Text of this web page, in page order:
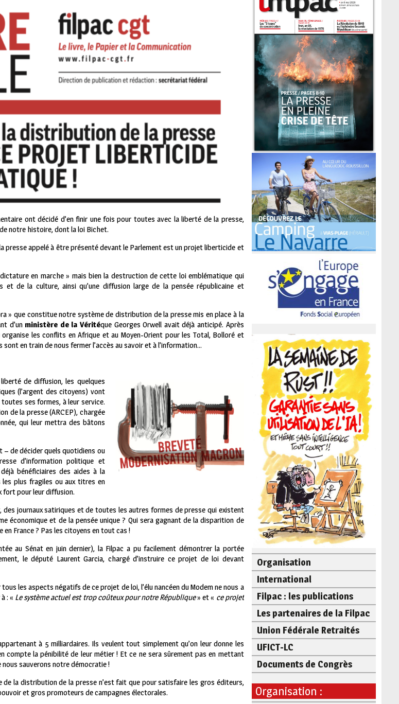
ont décidé d’en finir une fois pour toutes avec la liberté de la presse,
notre histoire, dont la loi Bichet.
presse appelé à être présenté devant le Parlement est un projet liberticide et
en marche » mais bien la destruction de cette loi emblématique qui
et de la culture, ainsi qu’une diffusion large de la pensée républicaine et
» que constitue notre système de distribution de la presse mis en place à la
d’unministère de la Véritéque Georges Orwell avait déjà anticipé. Après
organise les conflits en Afrique et au Moyen-Orient pour les Total, Bolloré et
en train de nous fermer l’accès au savoir et à l’information…
de diffusion, les quelques
(l’argent des citoyens) vont
ses formes, à leur service.
de la presse (ARCEP), chargée
qui leur mettra des bâtons
– de décider quels quotidiens ou
d’information politique et
bénéficiaires des aides à la
plus fragiles ou aux titres en
fort pour leur diffusion.
journaux satiriques et de toutes les autres formes de presse qui existent
économique et de la pensée unique ? Qui sera gagnant de la disparition de
France ? Pas les citoyens en tout cas !
au Sénat en juin dernier), la Filpac a pu facilement démontrer la portée
le député Laurent Garcia, chargé d’instruire ce projet de loi devant
les aspects négatifs de ce projet de loi, l’élu nancéen du Modem ne nous a
: « Le système actuel est trop coûteux pour notre République» et « ce projet
à 5 milliardaires. Ils veulent tout simplement qu’on leur donne les
compte la pénibilité de leur métier ! Et ce ne sera sûrement pas en mettant
sauverons notre démocratie !
la distribution de la presse n’est fait que pour satisfaire les gros éditeurs,
et gros promoteurs de campagnes électorales.
Organisation
International
Filpac : les publications
Les partenaires de la Filpac
Union Fédérale Retraités
UFICT-LC
Documents de Congrès
Organisation :